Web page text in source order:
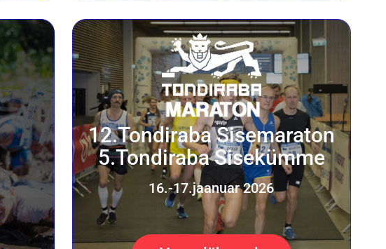
12.Tondiraba Sisemaraton
5.Tondiraba Sisekümme
16.-17.jaanuar 2026